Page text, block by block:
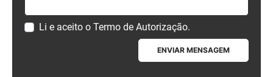
Li e aceito o Termo de Autorização.
ENVIAR MENSAGEM